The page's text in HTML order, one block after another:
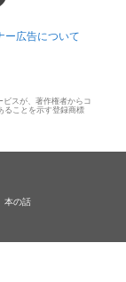
ー広告について
スが、著作権者からコ
ることを示す登録商標
本の話